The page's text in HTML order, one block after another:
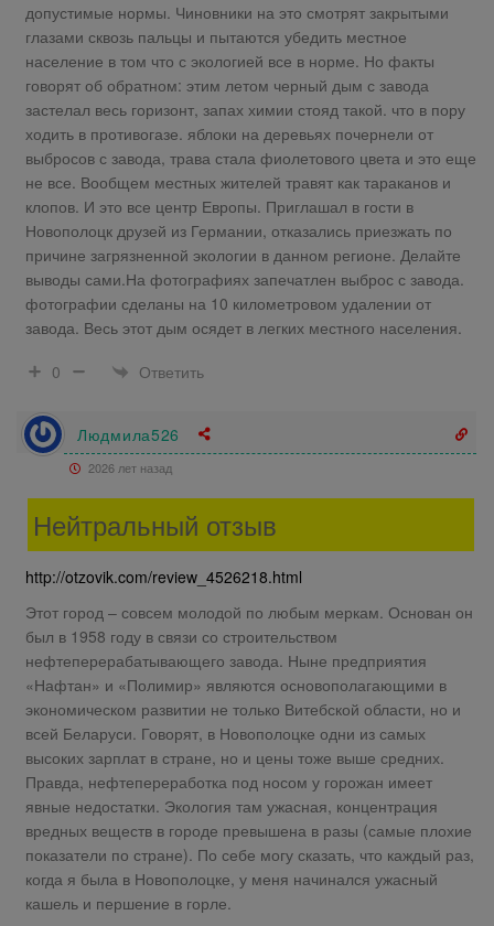
допустимые нормы. Чиновники на это смотрят закрытыми
глазами сквозь пальцы и пытаются убедить местное
население в том что с экологией все в норме. Но факты
говорят об обратном: этим летом черный дым с завода
застелал весь горизонт, запах химии стояд такой. что в пору
ходить в противогазе. яблоки на деревьях почернели от
выбросов с завода, трава стала фиолетового цвета и это еще
не все. Вообщем местных жителей травят как тараканов и
клопов. И это все центр Европы. Приглашал в гости в
Новополоцк друзей из Германии, отказались приезжать по
причине загрязненной экологии в данном регионе. Делайте
выводы сами.На фотографиях запечатлен выброс с завода.
фотографии сделаны на 10 километровом удалении от
завода. Весь этот дым осядет в легких местного населения.
0
Ответить
Людмила526
2026 лет назад
Нейтральный отзыв
http://otzovik.com/review_4526218.html
Этот город – совсем молодой по любым меркам. Основан он
был в 1958 году в связи со строительством
нефтеперерабатывающего завода. Ныне предприятия
«Нафтан» и «Полимир» являются основополагающими в
экономическом развитии не только Витебской области, но и
всей Беларуси. Говорят, в Новополоцке одни из самых
высоких зарплат в стране, но и цены тоже выше средних.
Правда, нефтепереработка под носом у горожан имеет
явные недостатки. Экология там ужасная, концентрация
вредных веществ в городе превышена в разы (самые плохие
показатели по стране). По себе могу сказать, что каждый раз,
когда я была в Новополоцке, у меня начинался ужасный
кашель и першение в горле.